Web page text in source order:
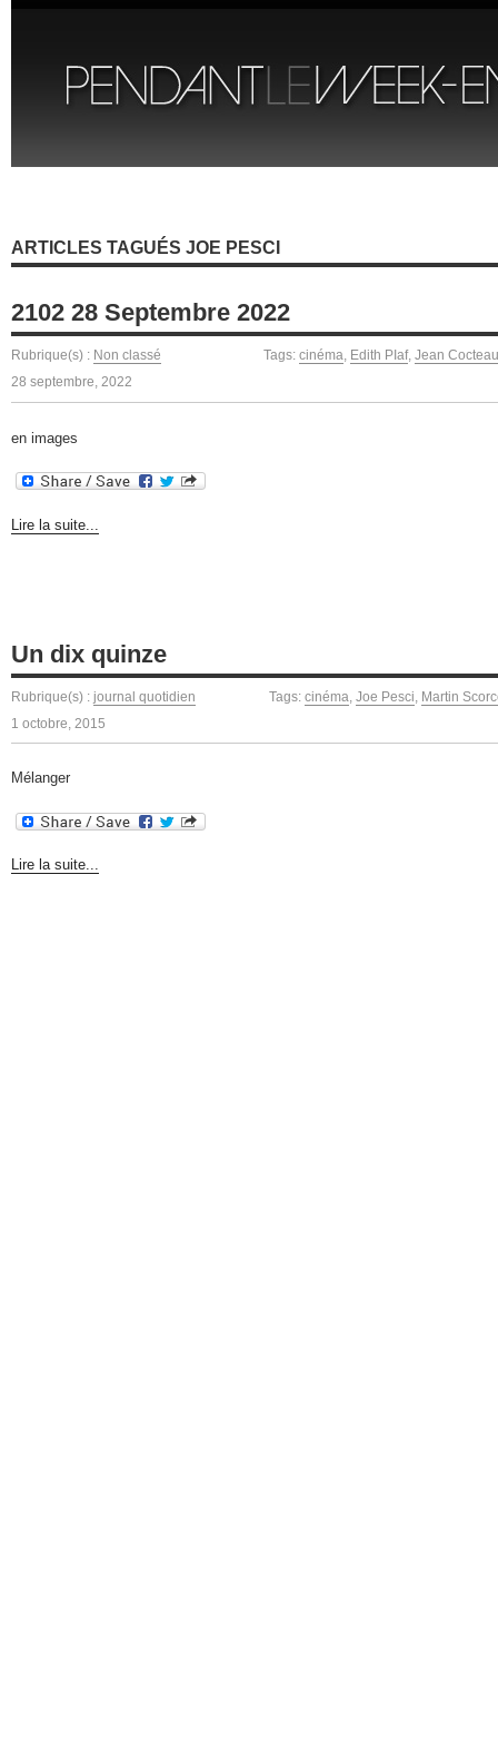
ARTICLES TAGUÉS JOE PESCI
2102 28 Septembre 2022
Rubrique(s) : Non classé Tags: cinéma, Edith PIaf, Jean Cocteau
28 septembre, 2022
en images
Lire la suite...
Un dix quinze
Rubrique(s) : journal quotidien Tags: cinéma Joe Pesci Martin
1 octobre, 2015
Mélanger
Lire la suite...